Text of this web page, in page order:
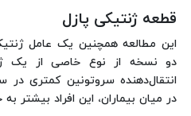
قطعه ژنتیکی پازل
این مطالعه همچنین یک عامل
دو نسخه از نوع خاصی از یک ژن
انتقال‌دهنده سروتونین کمتری
در میان بیماران، این افراد بیشتر